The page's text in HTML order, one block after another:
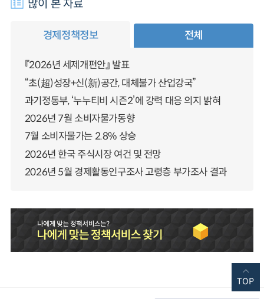
많이 본 자료
경제정책정보 전체
『2026년 세제개편안』 발표
“초(超)성장+신(新)공간, 대체불가 산업강국”
과기정통부, ‘누누티비 시즌2’에 강력 대응 의지 밝혀
2026년 7월 소비자물가동향
7월 소비자물가는 2.8% 상승
2026년 한국 주식시장 여건 및 전망
2026년 5월 경제활동인구조사 고령층 부가조사 결과
TOP